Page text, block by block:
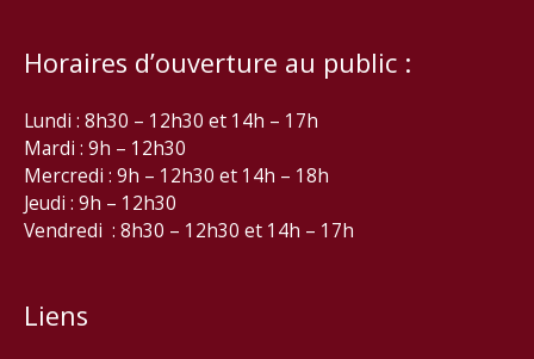
Horaires d’ouverture au public :
Lundi : 8h30 – 12h30 et 14h – 17h
Mardi : 9h – 12h30
Mercredi : 9h – 12h30 et 14h – 18h
Jeudi : 9h – 12h30
Vendredi : 8h30 – 12h30 et 14h – 17h
Liens